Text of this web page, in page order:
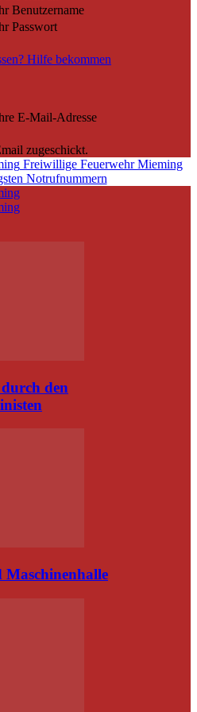
Benutzername
Passwort
Hilfe bekommen
E-Mail-Adresse
zugeschickt.
Freiwillige Feuerwehr Mieming
den